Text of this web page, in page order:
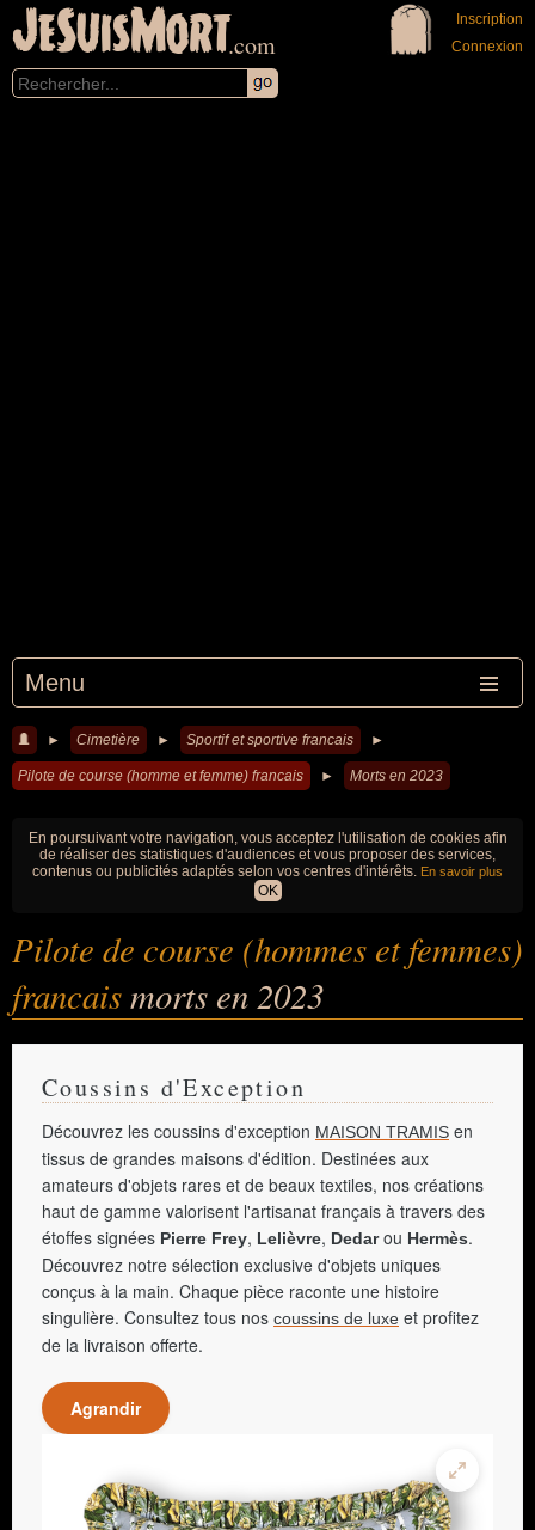
JeSuisMort.com
Menu
Inscription
Connexion
► Cimetière ► Sportif et sportive francais ►
Pilote de course (homme et femme) francais ► Morts en 2023
En poursuivant votre navigation, vous acceptez l'utilisation de cookies afin
de réaliser des statistiques d'audiences et vous proposer des services,
contenus ou publicités adaptés selon vos centres d'intérêts. En savoir plus
OK
Pilote de course (hommes et femmes)
francaismorts en 2023
Coussins d'Exception
Découvrez les coussins d'exception MAISON TRAMIS en
tissus de grandes maisons d'édition. Destinées aux
amateurs d'objets rares et de beaux textiles, nos créations
haut de gamme valorisent l'artisanat français à travers des
étoffes signées Pierre Frey, Lelièvre, Dedarou Hermès.
Découvrez notre sélection exclusive d'objets uniques
conçus à la main. Chaque pièce raconte une histoire
singulière. Consultez tous nos coussins de luxe et profitez
de la livraison offerte.
Agrandir